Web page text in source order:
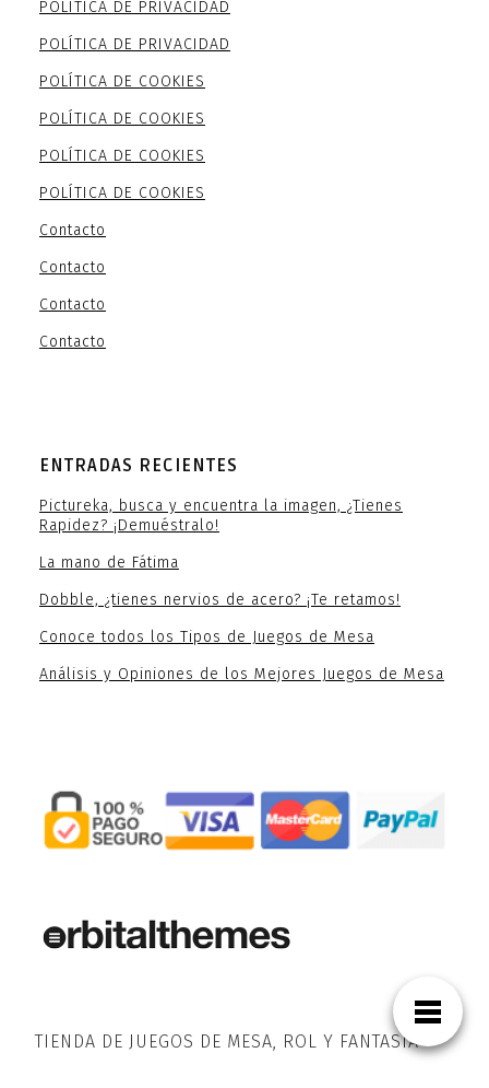
POLÍTICA DE PRIVACIDAD
POLÍTICA DE PRIVACIDAD
POLÍTICA DE COOKIES
POLÍTICA DE COOKIES
POLÍTICA DE COOKIES
POLÍTICA DE COOKIES
Contacto
Contacto
Contacto
Contacto
ENTRADAS RECIENTES
Pictureka, busca y encuentra la imagen, ¿Tienes
Rapidez? ¡Demuéstralo!
La mano de Fátima
Dobble, ¿tienes nervios de acero? ¡Te retamos!
Conoce todos los Tipos de Juegos de Mesa
Análisis y Opiniones de los Mejores Juegos de Mesa
TIENDA DE JUEGOS DE MESA, ROL Y FANTASÍA